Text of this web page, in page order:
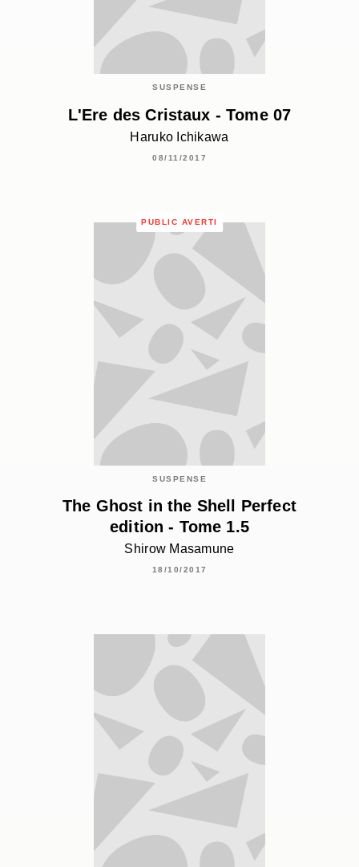
SUSPENSE
L'Ere des Cristaux - Tome 07
Haruko Ichikawa
08/11/2017
PUBLIC AVERTI
SUSPENSE
The Ghost in the Shell Perfect
edition - Tome 1.5
Shirow Masamune
18/10/2017